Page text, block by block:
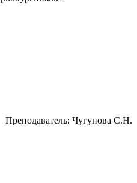
Преподаватель: Чугунова С.Н.